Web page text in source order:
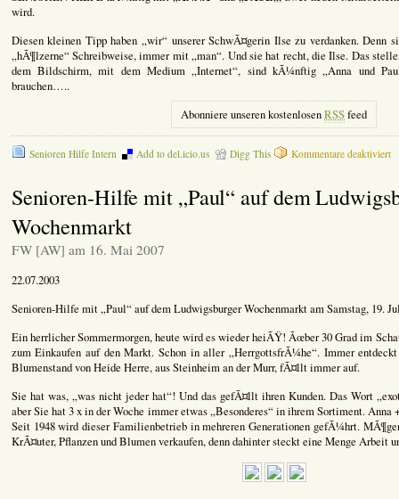
wird.
Diesen kleinen Tipp haben „wir“ unserer SchwÃ¤gerin Ilse zu verdanken. Denn
„hÃ¶lzerne“ Schreibweise, immer mit „man“. Und sie hat recht, die Ilse. Das
dem Bildschirm, mit dem Medium „Internet“, sind kÃ¼nftig „Anna und
brauchen…..
Abonniere unseren kostenlosenRSSfeed
Senioren Hilfe Intern Add to del.icio.us Digg This Kommentare deaktiviert
Senioren-Hilfe mit „Paul“ auf dem
Wochenmarkt
FW [AW] am 16. Mai 2007
22.07.2003
Senioren-Hilfe mit „Paul“ auf dem Ludwigsburger Wochenmarkt am Samstag, 19.
Ein herrlicher Sommermorgen, heute wird es wieder heiÃŸ! Ãœber 30 Grad im
zum Einkaufen auf den Markt. Schon in aller „HerrgottsfrÃ¼he“. Immer
Blumenstand von Heide Herre, aus Steinheim an der Murr, fÃ¤llt immer auf.
Sie hat was, „was nicht jeder hat“! Und das gefÃ¤llt ihren Kunden. Das Wort
aber Sie hat 3 x in der Woche immer etwas „Besonderes“ in ihrem Sortiment. Anna
Seit 1948 wird dieser Familienbetrieb in mehreren Generationen gefÃ¼hrt.
KrÃ¤uter, Pflanzen und Blumen verkaufen, denn dahinter steckt eine Menge Arbeit